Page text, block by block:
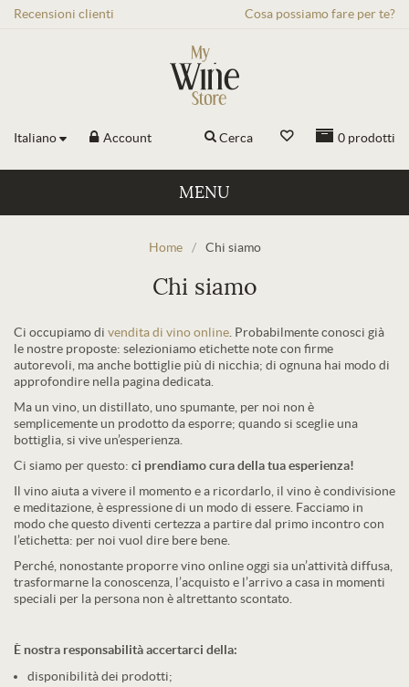
Recensioni clienti Cosa possiamo fare per te?
Italiano Account 0 prodotti
Cerca
MENU
Home / Chi siamo
Chi siamo
Ci occupiamo di vendita di vino online . Probabilmente conosci già
le nostre proposte: selezioniamo etichette note con firme
autorevoli, ma anche bottiglie più di nicchia; di ognuna hai modo di
approfondire nella pagina dedicata.
Ma un vino, un distillato, uno spumante, per noi non è
semplicemente un prodotto da esporre; quando si sceglie una
bottiglia, si vive un’esperienza.
Ci siamo per questo: ci prendiamo cura della tua esperienza!
Il vino aiuta a vivere il momento e a ricordarlo, il vino è condivisione
e meditazione, è espressione di un modo di essere. Facciamo in
modo che questo diventi certezza a partire dal primo incontro con
l’etichetta: per noi vuol dire bere bene.
Perché, nonostante proporre vino online oggi sia un’attività diffusa,
trasformarne la conoscenza, l’acquisto e l’arrivo a casa in momenti
speciali per la persona non è altrettanto scontato.
È nostra responsabilità accertarci della:
disponibilità dei prodotti;